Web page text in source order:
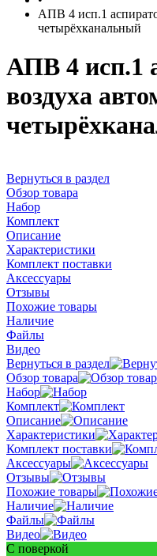
АПВ 4 исп.1
четырёхканальный
АПВ 4 исп.1
воздуха
Вернуться в раздел
Обзор товара
Набор
Комплект
Описание
Характеристики
Комплект поставки
Аксессуары
Отзывы
Похожие товары
Наличие
Файлы
Видео
Вернуться в раздел
Обзор товара
Набор
Комплект
Описание
Характеристики
Комплект поставки
Аксессуары
Отзывы
Похожие товары
Наличие
Файлы
Видео
С поверкой